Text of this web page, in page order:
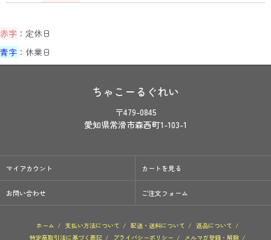
赤字 ：定休日
青字 ：休業日
ちゃこーるぐれい
〒479-0845
愛知県常滑市森西町1-103-1
マイアカウント カートを見る
お問い合わせ ご注文フォーム
ホーム / 支払い方法について / 配送・送料について / 返品について /
特定商取引法に基づく表記 / プライバシーポリシー / メルマガ登録・解除 /